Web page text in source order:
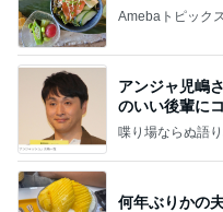
Amebaトピックス
アンジャ児嶋
のいい後輩に
喋り場ならぬ語
何年ぶりかの